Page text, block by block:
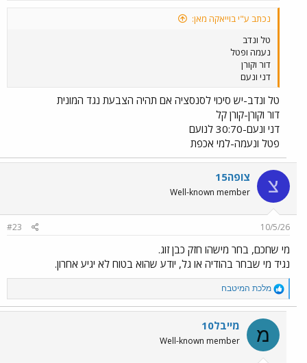
נכתב ע"י בוייאקה מאן:
טל ונדב
נעמה ופטל
דור וקורן
דני ונעם
טל ונדב-יש סיכוי לסנסציה אם תהיה הצבעת נגד המונית
דור וקורן-קורן קל
דני ונעם-30:70 לנועם
פטל ונעמה-למי אכפת
צ צופה15
Well-known member
10/5/26
#23
מי שחכם, בחר מישהו חזק כבן זוג.
נגיד מי שבחר בהודיה או גל, יודע שהוא בטוח לא יגיע אחרון.
R
e
a
c
o
מלכת המיטבח
מ מייבל10
Well-known member